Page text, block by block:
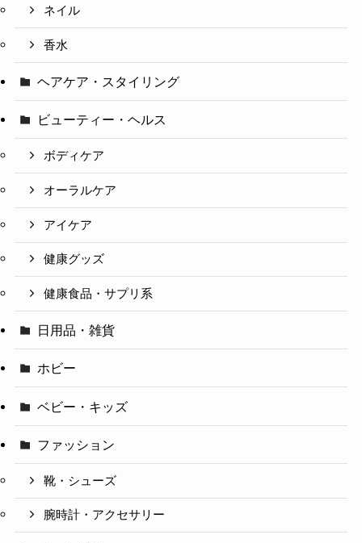
ネイル
香水
ヘアケア・スタイリング
ビューティー・ヘルス
ボディケア
オーラルケア
アイケア
健康グッズ
健康食品・サプリ系
日用品・雑貨
ホビー
ベビー・キッズ
ファッション
靴・シューズ
腕時計・アクセサリー